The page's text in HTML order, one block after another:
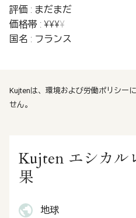
評価 : まだまだ
価格帯 : ¥¥¥¥
国名 : フランス
Kujtenは、環境および労働ポリシー
せん。
Kujten エシカル
果
地球